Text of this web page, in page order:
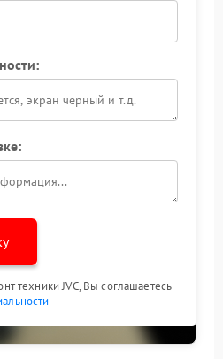
техники JVC, Вы соглашаетесь